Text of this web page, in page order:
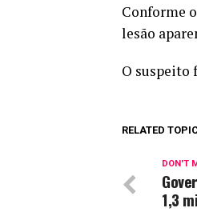
Conforme
lesão
O suspeito
RELATED
DON'T
1,3